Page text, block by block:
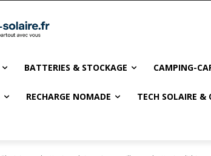
BATTERIES & STOCKAGE CAMPING-
RECHARGE NOMADE TECH SOLAIRE &